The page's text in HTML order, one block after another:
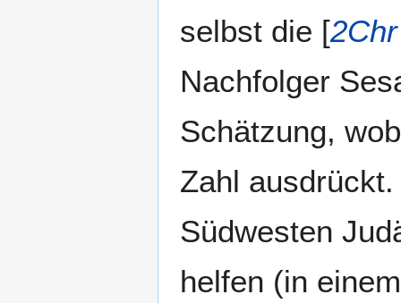
selbst die [
Nachfolger
Schätzung,
Zahl
Südwesten
helfen (in